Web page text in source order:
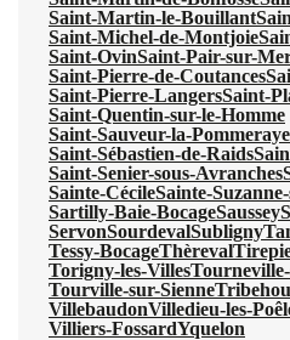
Saint-Martin-le-Bouillant
Saint-Michel-de-Montjoie
Saint-OvinSaint-Pair-sur-
Saint-Pierre-de-Coutances
Saint-Pierre-LangersSaint-
Saint-Quentin-sur-le-Homme
Saint-Sauveur-la-Pommeraye
Saint-Sébastien-de-Raids
Saint-Senier-sous-Avranches
Sainte-CécileSainte-
Sartilly-Baie-BocageSaussey
ServonSourdevalSubligny
Tessy-BocageThèreval
Torigny-les-Villes
Tourville-sur-SienneTribehou
VillebaudonVilledieu-les-
Villiers-FossardYquelon